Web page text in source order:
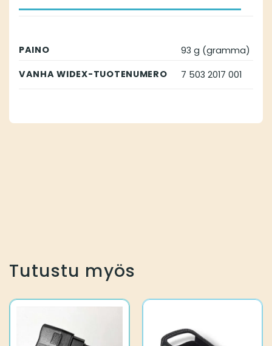
PAINO
93 g (gramma)
VANHA WIDEX-TUOTENUMERO
7 503 2017 001
Tutustu myös